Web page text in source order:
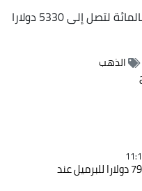
كما ارتفعت أسعار الذهب بنسبة 2 بالمائة لتصل إلى 5330 دولارا
الذهب
خام برنت فوق 79 دولارا للبرميل عند